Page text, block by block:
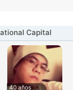
Capital
40 años